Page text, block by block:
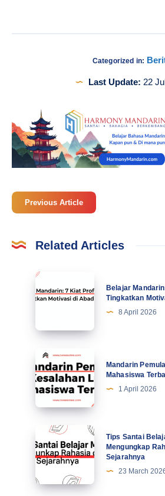
Categorized in:
Last Update: 22
Previous Article
Related Articles
Belajar
Mandarin:
Profesional
Tingkatkan
Motivasi
di
Abad
Ke-
Belajar
Tingkatkan
8 April 2026
Mandarin
Pemula:
5
Kesalahan
Lucu
Mahasiswa
Terbaru
Mandarin
Mahasiswa
1 April 2026
Tips
Santai
Belajar
Mandarin:
Mengungkap
Tips Santai
Mengungkap
Sejarahnya
23 March